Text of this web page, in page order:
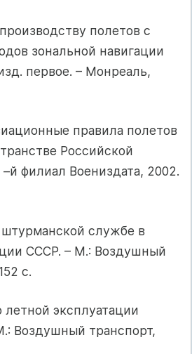
полетов с
зональной навигации
первое. – Монреаль,
правила полетов
Российской
филиал Воениздата, 2002.
службе в
СССР. – М.: Воздушный
с.
летной эксплуатации
Воздушный транспорт,